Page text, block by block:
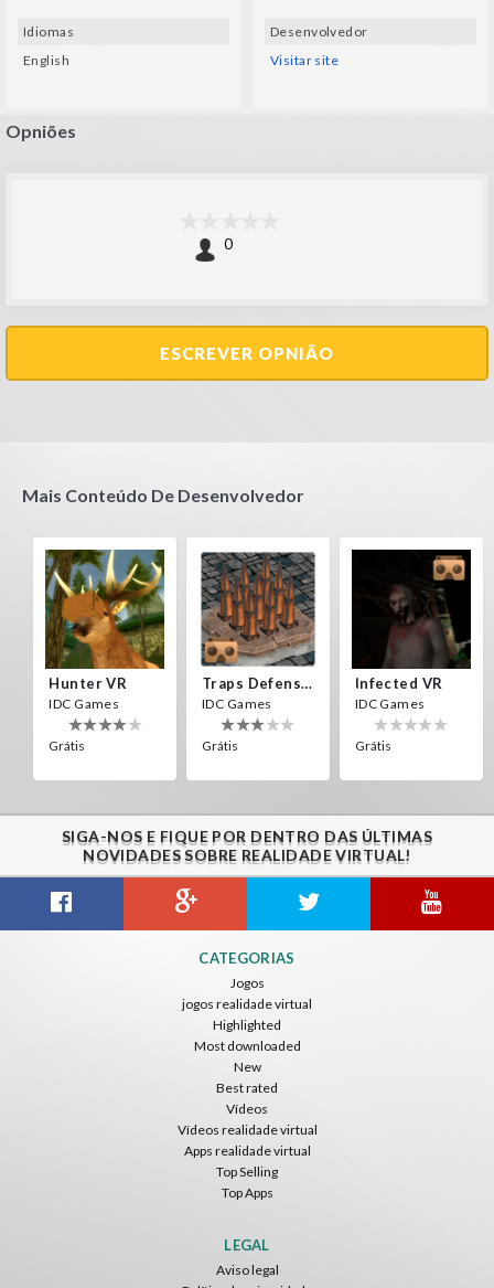
Idiomas
English
Desenvolvedor
Visitar site
Opniões
0
ESCREVER OPNIÃO
Mais Conteúdo De Desenvolvedor
Hunter VR
IDC Games
Grátis
Traps Defense VR
IDC Games
Grátis
Infected VR
IDC Games
Grátis
Cowboy VR
IDC Games
SIGA-NOS E FIQUE POR DENTRO DAS ÚLTIMAS
NOVIDADES SOBRE REALIDADE VIRTUAL!
CATEGORIAS
Jogos
jogos realidade virtual
Highlighted
Most downloaded
New
Best rated
Vídeos
Vídeos realidade virtual
Apps realidade virtual
Top Selling
Top Apps
LEGAL
Aviso legal